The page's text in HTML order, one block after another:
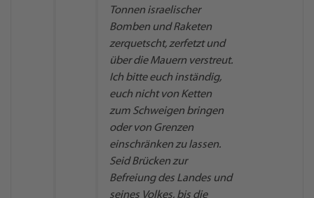
Tonnen israelischer
Bomben und Raketen
zerquetscht, zerfetzt und
über die Mauern verstreut.
Ich bitte euch inständig,
euch nicht von Ketten
zum Schweigen bringen
oder von Grenzen
einschränken zu lassen.
Seid Brücken zur
Befreiung des Landes und
seines Volkes, bis die